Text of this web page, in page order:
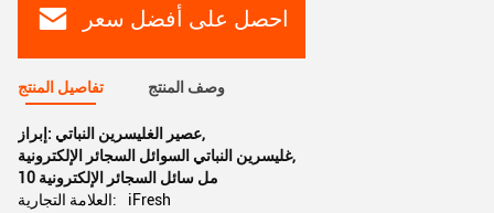
احصل على أفضل سعر
تفاصيل المنتج وصف المنتج
إبراز: عصير الغليسرين النباتي,
غليسرين النباتي السوائل السجائر الإلكترونية,
10 مل سائل السجائر الإلكترونية
العلامة التجارية:
iFresh